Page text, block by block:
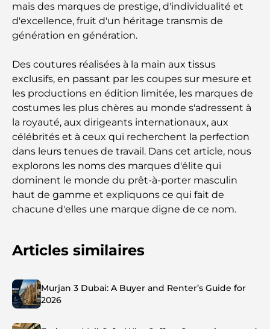
mais des marques de prestige, d'individualité et
d'excellence, fruit d'un héritage transmis de
génération en génération.
Des coutures réalisées à la main aux tissus
exclusifs, en passant par les coupes sur mesure et
les productions en édition limitée, les marques de
costumes les plus chères au monde s'adressent à
la royauté, aux dirigeants internationaux, aux
célébrités et à ceux qui recherchent la perfection
dans leurs tenues de travail. Dans cet article, nous
explorons les noms des marques d'élite qui
dominent le monde du prêt-à-porter masculin
haut de gamme et expliquons ce qui fait de
chacune d'elles une marque digne de ce nom.
Articles similaires
Murjan 3 Dubai: A Buyer and Renter’s Guide for
2026